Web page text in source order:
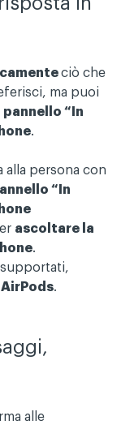
ciò che
ma puoi
“In
.
alla persona con
“In
ascoltare la
.
supportati,
.
alle